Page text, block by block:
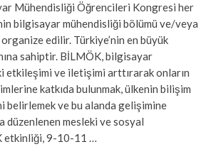
Mühendisliği Öğrencileri Kongresi her
bilgisayar mühendisliği bölümü ve/veya
edilir. Türkiye’nin en büyük
sahiptir. BİLMÖK, bilgisayar
etkileşimi ve iletişimi arttırarak onların
katkıda bulunmak, ülkenin bilişim
belirlemek ve bu alanda gelişimine
düzenlenen mesleki ve sosyal
etkinliği, 9-10-11 …